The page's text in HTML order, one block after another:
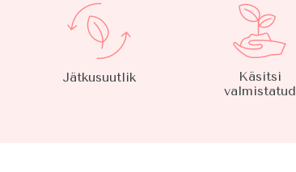
Jätkusuutlik
Käsitsi
valmistatud